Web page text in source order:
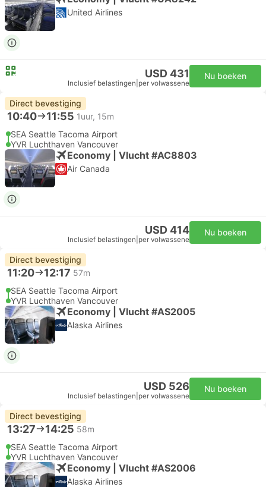
United Airlines
USD 431
Inclusief belastingen per volwassene
Nu boeken
Direct bevestiging
10:40 11:55 1uur, 15m
SEA Seattle Tacoma Airport
YVR Luchthaven Vancouver
Economy | Vlucht #AC8803
Air Canada
USD 414
Inclusief belastingen per volwassene
Nu boeken
Direct bevestiging
11:20 12:17 57m
SEA Seattle Tacoma Airport
YVR Luchthaven Vancouver
Economy | Vlucht #AS2005
Alaska Airlines
USD 526
Inclusief belastingen per volwassene
Nu boeken
Direct bevestiging
13:27 14:25 58m
SEA Seattle Tacoma Airport
YVR Luchthaven Vancouver
Economy | Vlucht #AS2006
Alaska Airlines